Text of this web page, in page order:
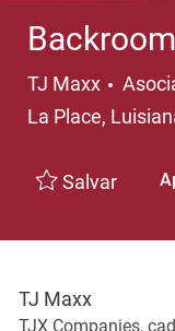
TJ Maxx
La Place,
Salvar
TJ Maxx
TJX Companies,